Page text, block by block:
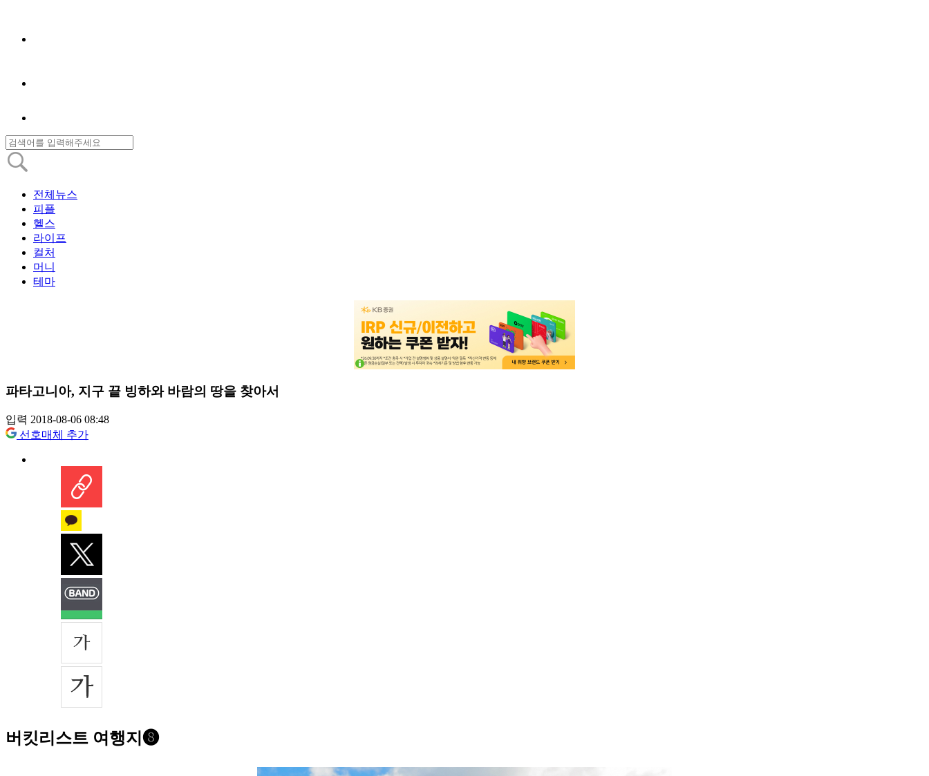
전체뉴스
피플
헬스
라이프
컬처
머니
테마
파타고니아, 지구 끝 빙하와 바람의 땅을 찾아서
입력 2018-08-06 08:48
선호매체 추가
버킷리스트 여행지❽